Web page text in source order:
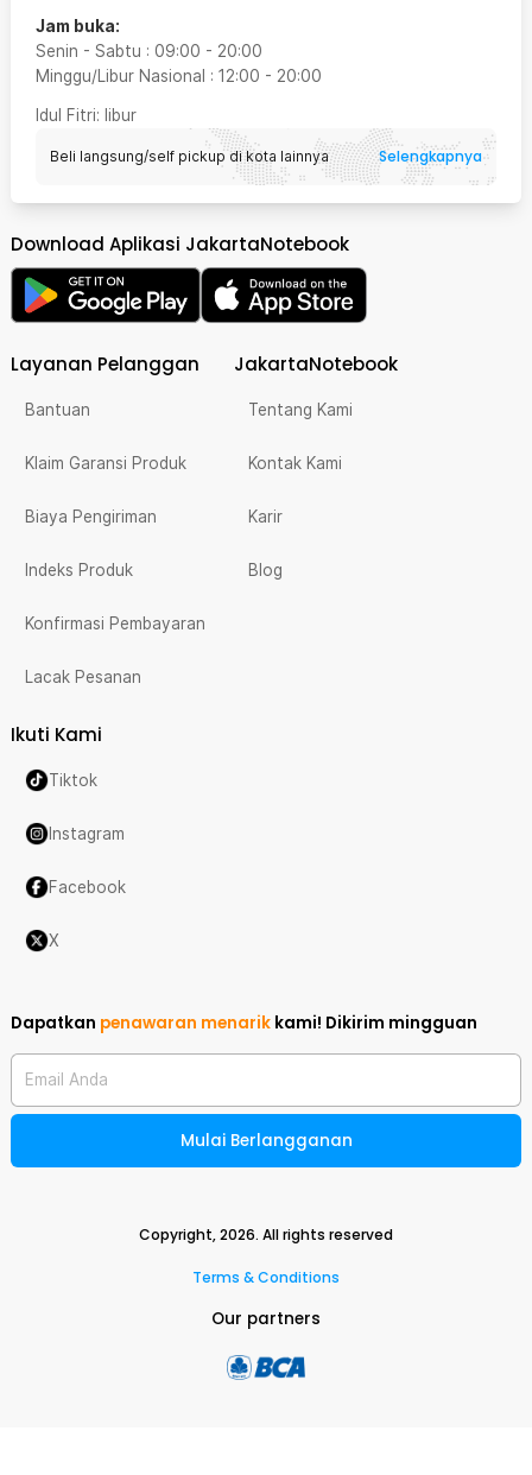
Jam buka:
Senin - Sabtu : 09:00 - 20:00
Minggu/Libur Nasional : 12:00 - 20:00
Idul Fitri: libur
Beli langsung/self pickup di kota lainnya Selengkapnya
Download Aplikasi JakartaNotebook
Layanan Pelanggan
Bantuan
Klaim Garansi Produk
Biaya Pengiriman
Indeks Produk
Konfirmasi Pembayaran
Lacak Pesanan
JakartaNotebook
Tentang Kami
Kontak Kami
Karir
Blog
Ikuti Kami
Tiktok
Instagram
Facebook
X
Dapatkan penawaran menarik kami! Dikirim mingguan
Email Anda
Mulai Berlangganan
Copyright,2026. All rights reserved
Terms & Conditions
Our partners